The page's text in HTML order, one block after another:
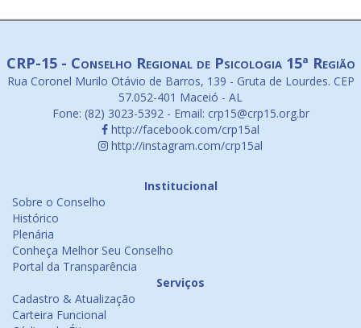
CRP-15 - Conselho Regional de Psicologia 15ª Região
Rua Coronel Murilo Otávio de Barros, 139 - Gruta de Lourdes. CEP
57.052-401 Maceió - AL
Fone: (82) 3023-5392 - Email: crp15@crp15.org.br
http://facebook.com/crp15al
http://instagram.com/crp15al
Institucional
Sobre o Conselho
Histórico
Plenária
Conheça Melhor Seu Conselho
Portal da Transparência
Serviços
Cadastro & Atualização
Carteira Funcional